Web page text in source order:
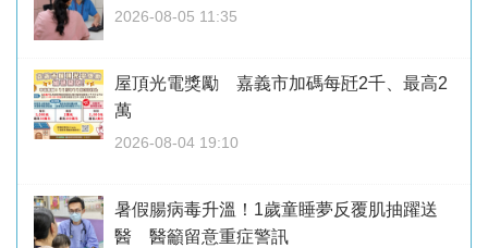
2026-08-05 11:35
屋頂光電獎勵 嘉義市加碼每瓩2千、最高2
萬
2026-08-04 19:10
暑假腸病毒升溫！1歲童睡夢反覆肌抽躍送
醫 醫籲留意重症警訊